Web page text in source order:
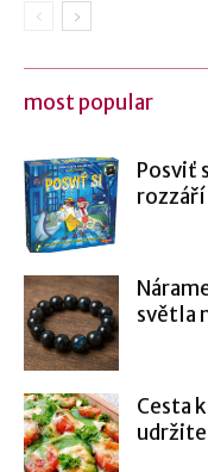
most popular
Posviť
rozzáří
světla
Cesta